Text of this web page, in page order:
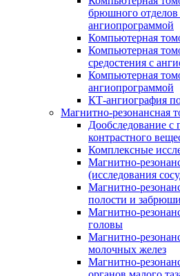
брюшного отделов
ангиопрограммой
Компьютерная
Компьютерная
средостения с
Компьютерная
ангиопрограммой
КТ-ангиография
Магнитно-резонансная
Дообследование с
контрастного
Комплексные
Магнитно-
(исследования
Магнитно-
полости и
Магнитно-
головы
Магнитно-
молочных желез
Магнитно-